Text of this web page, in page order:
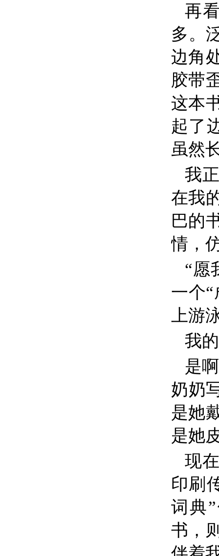
再
多。
边角
胶带
这本
起了
虽然
我
在我
巴的
情，
“愿
一个
上游
我
是
奶奶
是她
是她
现
印刷
词典
书，